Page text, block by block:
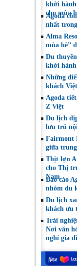
khởi
cho mùa
Agoda
nhất
Alma
mùa hè”
Du
khởi hành
Những
khách
Agoda
Z Việt
Du lịch
lưu trú
Fairmont
giữa
Thịt lợn
cho Thị
Nam
Báo cáo
nhóm du
Du lịch
khách ưu
Trải
Nơi văn
nghỉ gia